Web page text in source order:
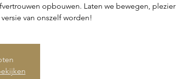
opbouwen. Laten we bewegen, plezier
van onszelf worden!